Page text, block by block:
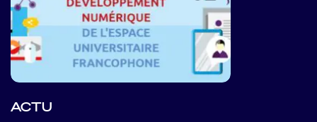
ACTU